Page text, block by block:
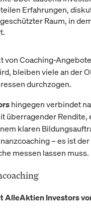
Erfahrungen,
Raum, in
von Coaching-
bleiben viele an der
durchzogen.
hingegen verbindet
überragender Rendite,
klaren
– es ist
messen lassen muss.
AlleAktien Investors